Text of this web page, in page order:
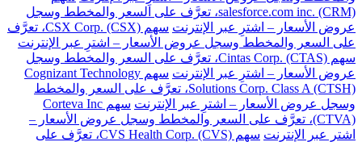
salesforce.com inc. (CRM)، تعرَّف على السعر والمخطط وسجل
عروض الأسعار – اشترِ عبر الإنترنت
سهم CSX Corp. (CSX)، تعرَّف
على السعر والمخطط وسجل عروض الأسعار – اشترِ عبر الإنترنت
سهم Cintas Corp. (CTAS)، تعرَّف على السعر والمخطط وسجل
عروض الأسعار – اشترِ عبر الإنترنت
سهم Cognizant Technology
Solutions Corp. Class A (CTSH)، تعرَّف على السعر والمخطط
وسجل عروض الأسعار – اشترِ عبر الإنترنت
سهم Corteva Inc
(CTVA)، تعرَّف على السعر والمخطط وسجل عروض الأسعار –
اشترِ عبر الإنترنت
سهم CVS Health Corp. (CVS)، تعرَّف على